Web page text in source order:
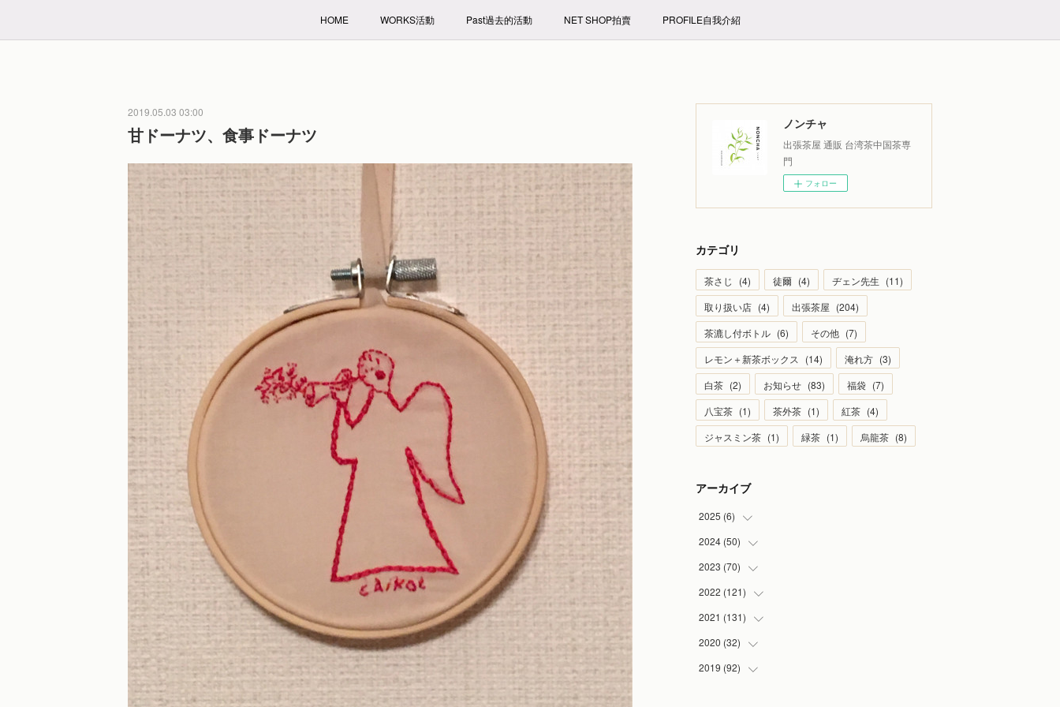
HOME WORKS活動 Past過去的活動 NET SHOP拍賣 PROFILE自我介紹
2019.05.03 03:00
甘ドーナツ、食事ドーナツ ノンチャ
出張茶屋 通販 台湾茶中国茶専
門
フォロー
カテゴリ
茶さじ (4) 徒爾 (4) ヂェン先生 (11)
取り扱い店 (4) 出張茶屋 (204)
茶漉し付ボトル (6) その他 (7)
レモン＋新茶ボックス
(14) 淹れ方 (3)
白茶 (2) お知らせ (83) 福袋 (7)
八宝茶 (1) 茶外茶 (1) 紅茶 (4)
ジャスミン茶 (1) 緑茶 (1) 烏龍茶 (8)
アーカイブ
2025 (6)
(1
(2
(1)
(1)
(1
2024 (50)
(5
(4)
(5)
(7
(2
2023 (70)
(4)
(2)
(4
(5
2022 (121)
(7)
(6
(13
)
2021 (131)
(8
(9
2020 (32)
(1
2019 (92)